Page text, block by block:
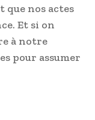
que nos actes
Et si on
à notre
pour assumer